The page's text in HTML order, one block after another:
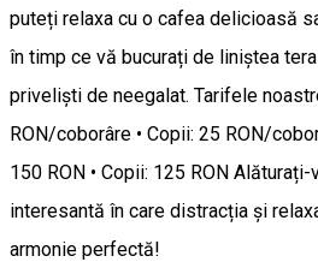
puteți relaxa cu o cafea delicioasă
în timp ce vă bucurați de liniștea
priveliști de neegalat. Tarifele
RON/coborâre • Copii: 25 RON/
150 RON • Copii: 125 RON
interesantă în care distracția și
armonie perfectă!